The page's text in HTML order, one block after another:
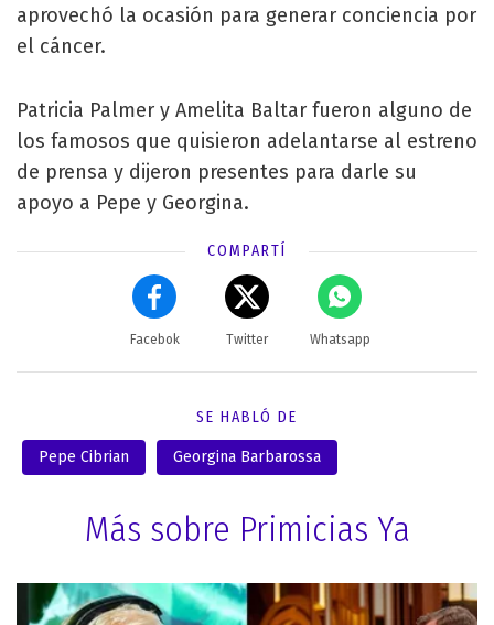
aprovechó la ocasión para generar conciencia por
el cáncer.
Patricia Palmer y Amelita Baltar fueron alguno de
los famosos que quisieron adelantarse al estreno
de prensa y dijeron presentes para darle su
apoyo a Pepe y Georgina.
COMPARTÍ
Facebok Twitter Whatsapp
SE HABLÓ DE
Pepe Cibrian Georgina Barbarossa
Más sobre Primicias Ya